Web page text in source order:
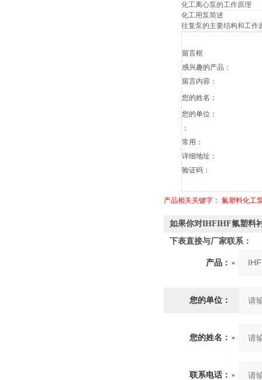
化工离心泵的工作原理
化工用泵简述
往复泵的主要结构和工作
留言框
感兴趣的产品：
留言内容：
您的姓名：
您的单位：
：
常用：
详细地址：
验证码：
产品相关关键字： 氟塑料化工
如果你对IHFIHF氟塑料
下表直接与厂家联系：
产品：
您的单位：
您的姓名：
联系电话：